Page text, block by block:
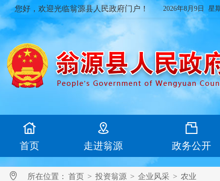
您好，欢迎光临翁源县人民政府门户！ 2026年8月9日 星
首页 走进翁源 政务公开
所在位置： 首页 > 投资翁源 > 企业风采 > 农业